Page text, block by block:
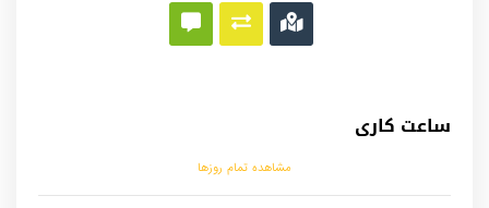
ساعت کاری
مشاهده تمام روزها